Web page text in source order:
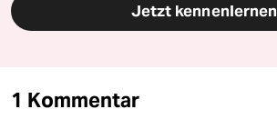
Jetzt kennenlernen
1 Kommentar